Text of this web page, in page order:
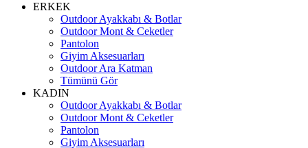
ERKEK
Outdoor Ayakkabı & Botlar
Outdoor Mont & Ceketler
Pantolon
Giyim Aksesuarları
Outdoor Ara Katman
Tümünü Gör
KADIN
Outdoor Ayakkabı & Botlar
Outdoor Mont & Ceketler
Pantolon
Giyim Aksesuarları